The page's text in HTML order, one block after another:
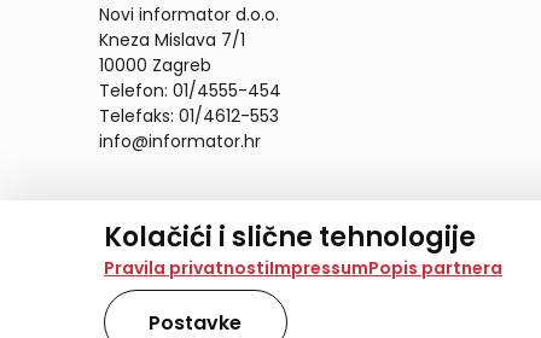
Kolačići i slične tehnologije
Na našoj web stranici koristimo kolačiće i slične
analiziramo promet na stranici te prikazujemo
također koriste ove tehnologije.
Pravila privatnostiImpressumPopis partnera
Postavke
Novi informator d.o.o.
Kneza Mislava 7/1
10000 Zagreb
Telefon: 01/4555-454
Telefaks: 01/4612-553
info@informator.hr